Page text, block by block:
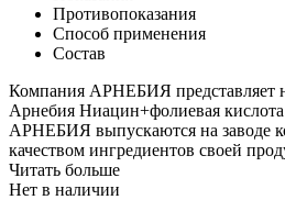
Противопоказания
Способ применения
Состав
Компания АРНЕБИЯ представляет
Арнебия Ниацин+фолиевая
АРНЕБИЯ выпускаются на заводе
качеством ингредиентов своей
Читать больше
Нет в наличии